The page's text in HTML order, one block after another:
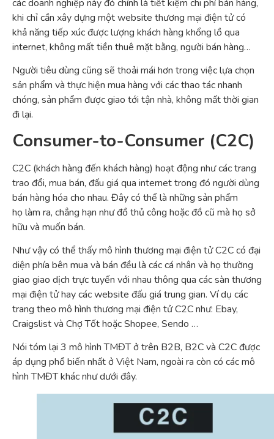
các doanh nghiệp này đó chính là tiết kiệm chi phí bán hàng,
khi chỉ cần xây dựng một website thương mại điện tử có
khả năng tiếp xúc được lượng khách hàng khổng lồ qua
internet, không mất tiền thuê mặt bằng, người bán hàng…
Người tiêu dùng cũng sẽ thoải mái hơn trong việc lựa chọn
sản phẩm và thực hiện mua hàng với các thao tác nhanh
chóng, sản phẩm được giao tới tận nhà, không mất thời gian
đi lại.
Consumer-to-Consumer (C2C)
C2C (khách hàng đến khách hàng) hoạt động như các trang
trao đổi, mua bán, đấu giá qua internet trong đó người dùng
bán hàng hóa cho nhau. Đây có thể là những sản phẩm
họ làm ra, chẳng hạn như đồ thủ công hoặc đồ cũ mà họ sở
hữu và muốn bán.
Như vậy có thể thấy mô hình thương mại điện tử C2C có đại
diện phía bên mua và bán đều là các cá nhân và họ thường
giao giao dịch trực tuyến với nhau thông qua các sàn thương
mại điện tử hay các website đấu giá trung gian. Ví dụ các
trang theo mô hình thương mại điện tử C2C như: Ebay,
Craigslist và Chợ Tốt hoặc Shopee, Sendo …
Nói tóm lại 3 mô hình TMĐT ở trên B2B, B2C và C2C được
áp dụng phổ biến nhất ở Việt Nam, ngoài ra còn có các mô
hình TMĐT khác như dưới đây.